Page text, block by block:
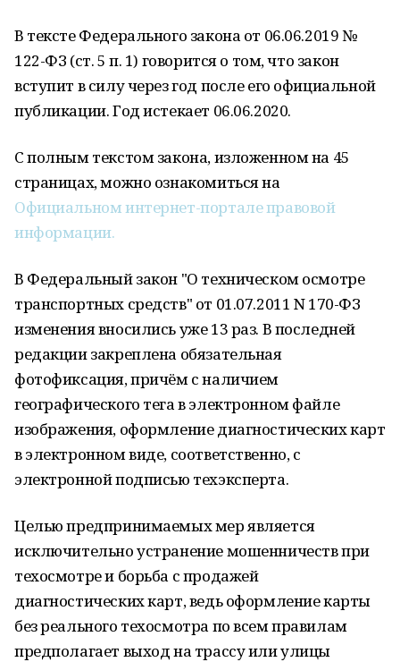
В тексте Федерального закона от 06.06.2019 №
122-ФЗ (ст. 5 п. 1) говорится о том, что закон
вступит в силу через год после его официальной
публикации. Год истекает 06.06.2020.
С полным текстом закона, изложенном на 45
страницах, можно ознакомиться на
Официальном интернет-портале правовой
информации.
В Федеральный закон "О техническом осмотре
транспортных средств" от 01.07.2011 N 170-ФЗ
изменения вносились уже 13 раз. В последней
редакции закреплена обязательная
фотофиксация, причём с наличием
географического тега в электронном файле
изображения, оформление диагностических карт
в электронном виде, соответственно, с
электронной подписью техэксперта.
Целью предпринимаемых мер является
исключительно устранение мошенничеств при
техосмотре и борьба с продажей
диагностических карт, ведь оформление карты
без реального техосмотра по всем правилам
предполагает выход на трассу или улицы